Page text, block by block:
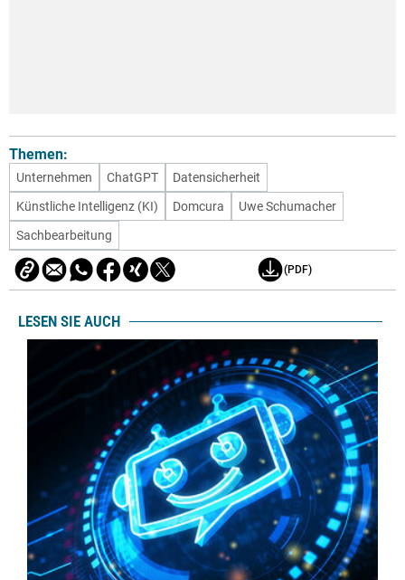
Themen:
Unternehmen ChatGPT
Datensicherheit
Künstliche Intelligenz (KI)
Domcura
Uwe Schumacher
Sachbearbeitung
(PDF)
LESEN SIE AUCH